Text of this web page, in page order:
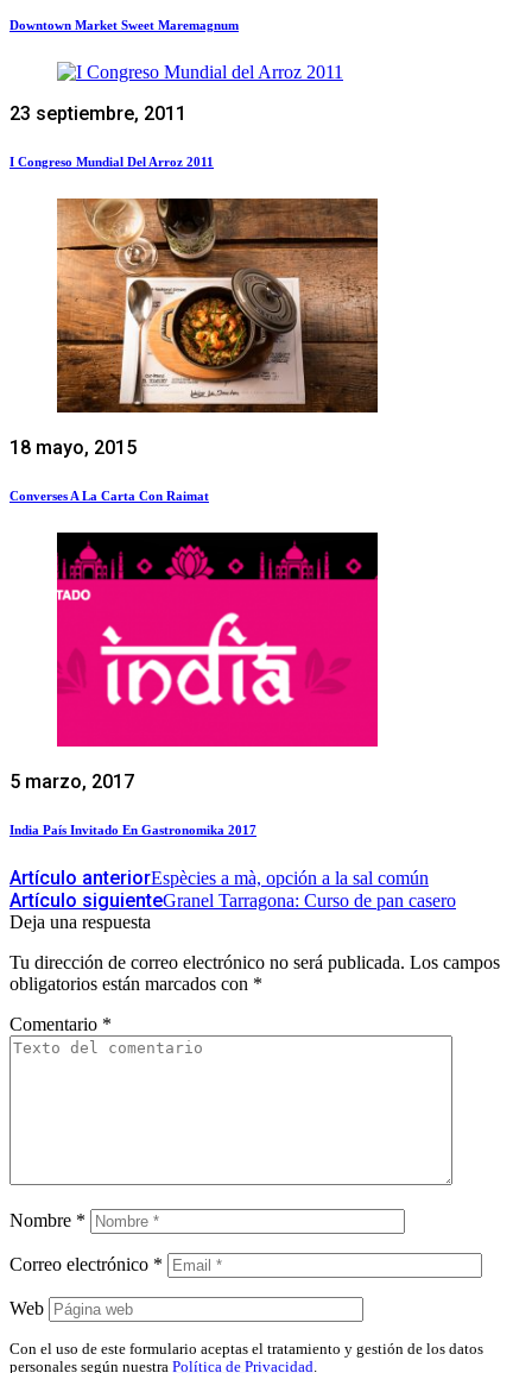
Downtown Market Sweet Maremagnum
23 septiembre, 2011
I Congreso Mundial Del Arroz 2011
18 mayo, 2015
Converses A La Carta Con Raimat
5 marzo, 2017
India País Invitado En Gastronomika 2017
Artículo anteriorEspècies a mà, opción a la sal común
Artículo siguienteGranel Tarragona: Curso de pan casero
Deja una respuesta
Tu dirección de correo electrónico no será publicada. Los campos
obligatorios están marcados con *
Comentario *
Nombre *
Correo electrónico *
Web
Con el uso de este formulario aceptas el tratamiento y gestión de los datos
personales según nuestra Política de Privacidad